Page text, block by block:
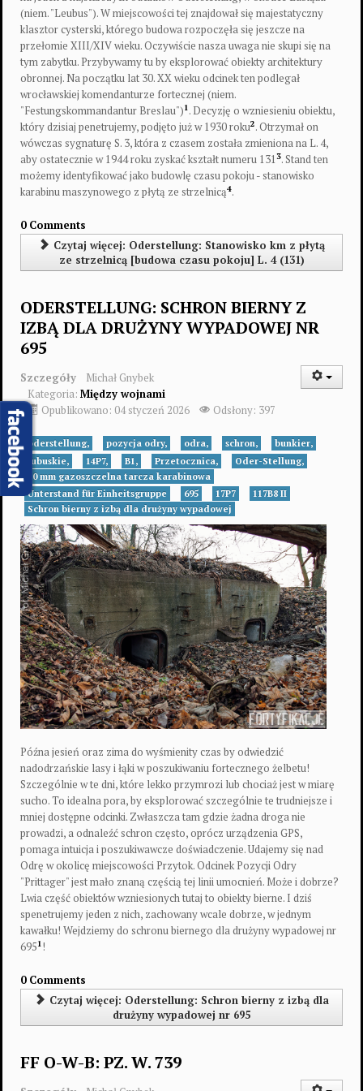
Umocnienia wzniesione od początku XX wieku do końca II wojny światowej...
1
2
3
4
5
(niem. "Leubus"). W miejscowości tej znajdował się majestatyczny
klasztor cysterski, którego budowa rozpoczęła się jeszcze na
przełomie XIII/XIV wieku. Oczywiście nasza uwaga nie skupi się na
tym zabytku. Przybywamy tu by eksplorować obiekty architektury
obronnej. Na początku lat 30. XX wieku odcinek ten podlegał
wrocławskiej komendanturze fortecznej (niem.
"Festungskommandantur Breslau")1. Decyzję o wzniesieniu obiektu,
który dzisiaj penetrujemy, podjęto już w 1930 roku2. Otrzymał on
wówczas sygnaturę S. 3, która z czasem została zmieniona na L. 4,
aby ostatecznie w 1944 roku zyskać kształt numeru 1313. Stand ten
możemy identyfikować jako budowlę czasu pokoju - stanowisko
karabinu maszynowego z płytą ze strzelnicą4.
0 Comments
Czytaj więcej: Oderstellung: Stanowisko km z płytą
ze strzelnicą [budowa czasu pokoju] L. 4 (131)
ODERSTELLUNG: SCHRON BIERNY Z
IZBĄ DLA DRUŻYNY WYPADOWEJ NR
695
Szczegóły
Michał Gnybek
Kategoria: Między wojnami
Opublikowano: 04 styczeń 2026
Odsłony: 397
oderstellung, pozycja odry, odra, schron,
bunkier,
lubuskie,
14P7, B1, Przetocznica,
Oder-Stellung,
20 mm gazoszczelna tarcza karabinowa
Unterstand für Einheitsgruppe
695 17P7
117B8 II
Schron bierny z izbą dla drużyny wypadowej
Późna jesień oraz zima do wyśmienity czas by odwiedzić
nadodrzańskie lasy i łąki w poszukiwaniu fortecznego żelbetu!
Szczególnie w te dni, które lekko przymrozi lub chociaż jest w miarę
sucho. To idealna pora, by eksplorować szczególnie te trudniejsze i
mniej dostępne odcinki. Zwłaszcza tam gdzie żadna droga nie
prowadzi, a odnaleźć schron często, oprócz urządzenia GPS,
pomaga intuicja i poszukiwawcze doświadczenie. Udajemy się nad
Odrę w okolicę miejscowości Przytok. Odcinek Pozycji Odry
"Prittager" jest mało znaną częścią tej linii umocnień. Może i dobrze?
Lwia część obiektów wzniesionych tutaj to obiekty bierne. I dziś
spenetrujemy jeden z nich, zachowany wcale dobrze, w jednym
kawałku! Wejdziemy do schronu biernego dla drużyny wypadowej nr
6951!
0 Comments
Czytaj więcej: Oderstellung: Schron bierny z izbą dla
drużyny wypadowej nr 695
FF O-W-B: PZ. W. 739